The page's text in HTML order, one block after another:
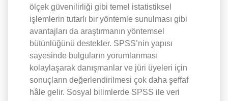
ölçek güvenilirliği gibi temel istatistiksel
işlemlerin tutarlı bir yöntemle sunulması gibi
avantajları da araştırmanın yöntemsel
bütünlüğünü destekler. SPSS’nin yapısı
sayesinde bulguların yorumlanması
kolaylaşarak danışmanlar ve jüri üyeleri için
sonuçların değerlendirilmesi çok daha şeffaf
hâle gelir. Sosyal bilimlerde SPSS ile veri